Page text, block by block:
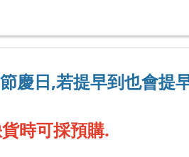
慶日,若提早到也會提
時可採預購.